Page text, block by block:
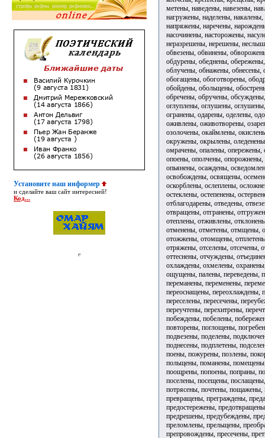
Установите наш информер
и сделайте ваш сайт интересней!
Код...
метены, наведены, навезены,
нагружены, наделены,
напряжены, наречены,
насочинены, насторожены,
неразрешены, нерешены,
обвезены, обвинены,
обдурены, обеднены,
облучены, обнажены,
обогащены, обоготворены,
обойдены, обольщены,
обречены, обручены,
оглуплены, оглушены,
огранены, одарены, оделены,
оживлены, оживотворены,
озолочены, окаймлены,
окружены, окрылены,
омрачены, опалены, опережены,
опоены, ополчены,
опьянены, осаждены,
освобождены, освящены,
оскорблены, ослеплены,
остеклены, остепенены,
отблагодарены, отведены,
отвращены, отгранены,
отеплены, отживлены,
отменены, отметены, отмщены,
отожжены, отомщены,
отряжены, отселены, отсечены,
оттеснены, отчуждены,
охлаждены, охмелены,
ощущены, палены, переведены,
переманены, переменены,
переоснащены, переохлаждены,
переселены, пересечены,
переучтены, перехитрены,
побеждены, побелены,
повторены, поглощены,
подвезены, поделены,
поднесены, подплетены,
поены, пожурены, позлены,
польщены, поманены,
поощрены, попоены, попраны,
поселены, посещены,
потрясены, почтены, пощажены,
превращены, преграждены,
предостережены,
предрешены, предубеждены,
преломлены, прельщены,
препровождены, пресечены,